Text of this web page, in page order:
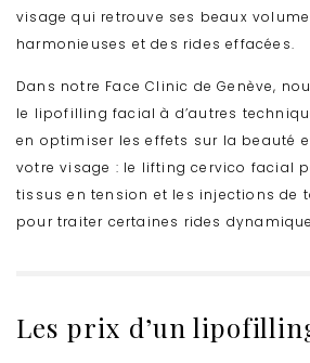
visage qui retrouve ses beaux
harmonieuses et des rides effacées.
Dans notre Face Clinic de Genève,
le lipofilling facial à d’autres
en optimiser les effets sur la beauté
votre visage : le lifting cervico facial
tissus en tension et les injections de
pour traiter certaines rides
Les prix d’un